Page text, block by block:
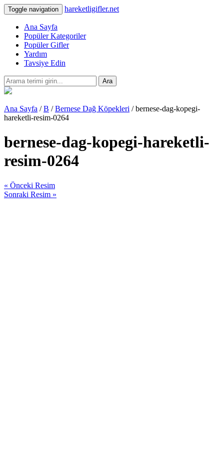
Toggle navigation hareketligifler.net
Ana Sayfa
Popüler Kategoriler
Popüler Gifler
Yardım
Tavsiye Edin
Ara
Ana Sayfa /B /Bernese Dağ Köpekleri / bernese-dag-kopegi-
hareketli-resim-0264
bernese-dag-kopegi-hareketli-
resim-0264
« Önceki Resim
Sonraki Resim »